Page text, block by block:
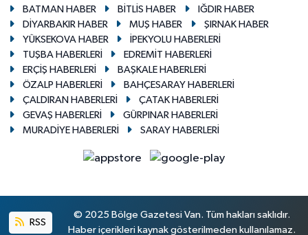
BATMAN HABER
BİTLİS HABER
IĞDIR HABER
DİYARBAKIR HABER
MUŞ HABER
ŞIRNAK HABER
YÜKSEKOVA HABER
İPEKYOLU HABERLERİ
TUŞBA HABERLERİ
EDREMİT HABERLERİ
ERÇİŞ HABERLERİ
BAŞKALE HABERLERİ
ÖZALP HABERLERİ
BAHÇESARAY HABERLERİ
ÇALDIRAN HABERLERİ
ÇATAK HABERLERİ
GEVAŞ HABERLERİ
GÜRPINAR HABERLERİ
MURADİYE HABERLERİ
SARAY HABERLERİ
RSS
© 2025 Bölge Gazetesi Van. Tüm hakları saklıdır.
Haber içerikleri kaynak gösterilmeden kullanılamaz.